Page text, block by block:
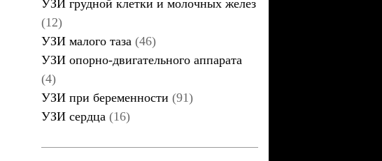
УЗИ грудной клетки и молочных желез
(12)
УЗИ малого таза (46)
УЗИ опорно-двигательного аппарата
(4)
УЗИ при беременности (91)
УЗИ сердца (16)